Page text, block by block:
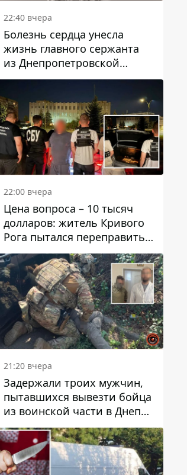
22:40 вчера
Болезнь сердца унесла
жизнь главного сержанта
из Днепропетровской
области Юрия Свистуна
22:00 вчера
Цена вопроса – 10 тысяч
долларов: житель Кривого
Рога пытался переправить
мужчину в Словакию
21:20 вчера
Задержали троих мужчин,
пытавшихся вывезти бойца
из воинской части в Днепр
за 7 тысяч долларов: среди
них был врач